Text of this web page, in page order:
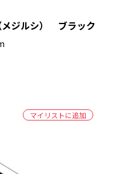
ジルシ） ブラック
マイリストに追加